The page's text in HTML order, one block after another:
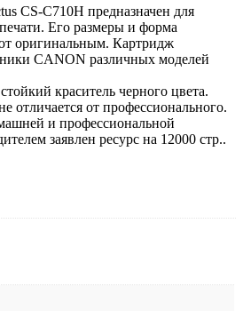
CS-C710H предназначен для
Его размеры и форма
оригинальным. Картридж
CANON различных моделей
краситель черного цвета.
отличается от профессионального.
и профессиональной
заявлен ресурс на 12000 стр..